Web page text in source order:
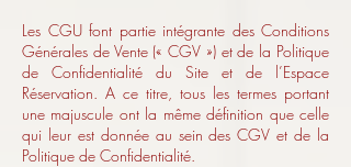
Les CGU font partie intégrante des Conditions
Générales de Vente (« CGV ») et de la Politique
de Confidentialité du Site et de l’Espace
Réservation. A ce titre, tous les termes portant
une majuscule ont la même définition que celle
qui leur est donnée au sein des CGV et de la
Politique de Confidentialité.